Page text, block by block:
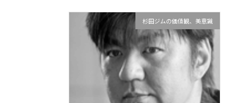
杉田ジムの価値観、美意識